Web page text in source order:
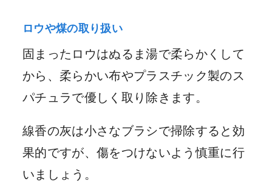
ロウや煤の取り扱い
固まったロウはぬるま湯で柔らかくして
から、柔らかい布やプラスチック製のス
パチュラで優しく取り除きます。
線香の灰は小さなブラシで掃除すると効
果的ですが、傷をつけないよう慎重に行
いましょう。